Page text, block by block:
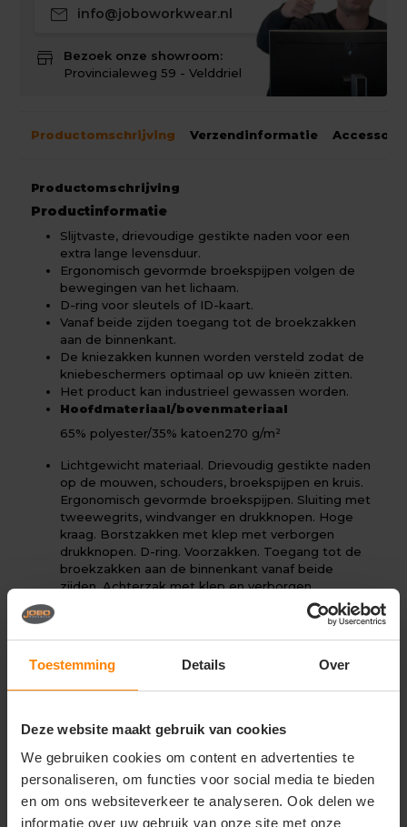
Toestemming Details Over
Deze website maakt gebruik van cookies
We gebruiken cookies om content en advertenties te
personaliseren, om functies voor social media te bieden
en om ons websiteverkeer te analyseren. Ook delen we
informatie over uw gebruik van onze site met onze
mail info@joboworkwear.nl
store
Bezoek onze showroom:
Provincialeweg 59 - Velddriel
Productomschrijving Verzendinformatie
Productomschrijving
Productinformatie
Slijtvaste, drievoudige gestikte naden voor een
extra lange levensduur.
Ergonomisch gevormde broekspijpen volgen de
bewegingen van het lichaam.
D-ring voor sleutels of ID-kaart.
Vanaf beide zijden toegang tot de broekzakken
aan de binnenkant.
De kniezakken kunnen worden versteld zodat de
kniebeschermers optimaal op uw knieën zitten.
Het product kan industrieel gewassen worden.
Hoofdmateriaal/bovenmateriaal
65% polyester/35% katoen270 g/m²
Lichtgewicht materiaal. Drievoudig gestikte naden
op de mouwen, schouders, broekspijpen en kruis.
Ergonomisch gevormde broekspijpen. Sluiting met
tweewegrits, windvanger en drukknopen. Hoge
kraag. Borstzakken met klep met verborgen
drukknopen. D-ring. Voorzakken. Toegang tot de
broekzakken aan de binnenkant vanaf beide
zijden. Achterzak met klep en verborgen
drukknopen. Dijbeenzak met klep en verborgen
drukknopen. Duimstokzak. Manchetten met
drukknoopregulering. Elastiek en rugplooi.
Gecertificeerd in combinatie met
kniebeschermertype large in overeenstemming
Onder voorbehoud van productveranderingen.
Gerelateerde producten